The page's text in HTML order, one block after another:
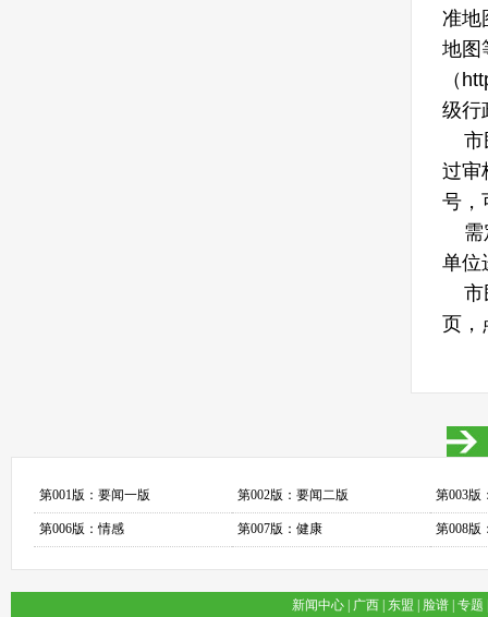
准地
地图
（
级行
市
过审
号，
需
单位
市
页，
第001版：要闻一版 第002版：要闻二版 第003版
第006版：情感 第007版：健康 第008版
新闻中心 广西 东盟 脸谱 专题